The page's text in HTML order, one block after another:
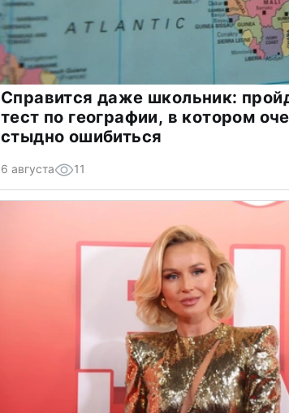
Справится даже школьник:
тест по географии, в котором
стыдно ошибиться
6 августа 11